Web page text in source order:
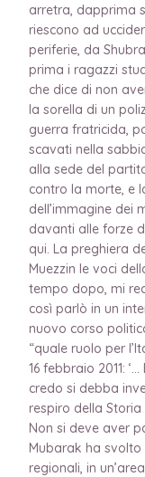
arretra, dapprima
riescono ad
periferie, da
prima i ragazzi
che dice di non
la sorella di un
guerra fratricida,
scavati nella
alla sede del
contro la morte, e
dell’immagine dei
davanti alle forze
qui. La preghiera
Muezzin le voci
tempo dopo, mi
così parlò in un
nuovo corso
“quale ruolo per
16 febbraio 2011:
credo si debba
respiro della
Non si deve aver
Mubarak ha
regionali, in